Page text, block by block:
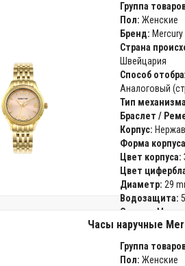
Группа
Пол: Женские
Бренд: Mercury
Страна
Швейцария
Способ
Аналоговый
Тип
Браслет /
Корпус:
Форма
Цвет корпуса:
Цвет
Диаметр: 29
Водозащита:
Стекло:
Гарантия:24
Часы наручные
Группа
Пол: Женские